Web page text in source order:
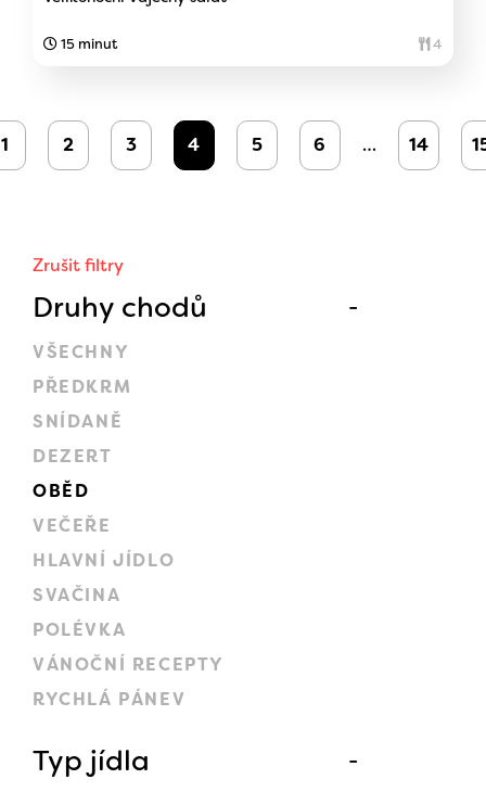
Zrušit filtry
Druhy chodů
VŠECHNY
PŘEDKRM
SNÍDANĚ
DEZERT
OBĚD
VEČEŘE
HLAVNÍ JÍDLO
SVAČINA
POLÉVKA
VÁNOČNÍ RECEPTY
RYCHLÁ PÁNEV
Typ jídla
15 minut 4
1 2 3 4 5 6 … 14